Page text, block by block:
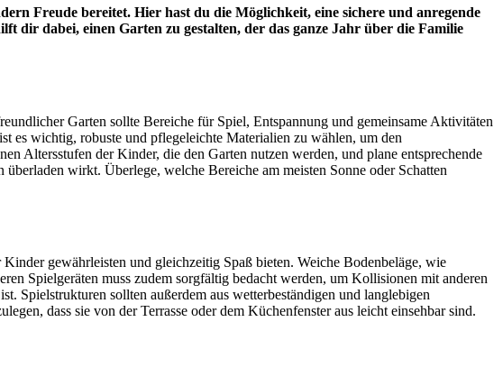
Freude bereitet. Hier hast du die Möglichkeit, eine sichere und anregende
dir dabei, einen Garten zu gestalten, der das ganze Jahr über die Familie
Garten sollte Bereiche für Spiel, Entspannung und gemeinsame Aktivitäten
es wichtig, robuste und pflegeleichte Materialien zu wählen, um den
Altersstufen der Kinder, die den Garten nutzen werden, und plane entsprechende
wirkt. Überlege, welche Bereiche am meisten Sonne oder Schatten
gewährleisten und gleichzeitig Spaß bieten. Weiche Bodenbeläge, wie
Spielgeräten muss zudem sorgfältig bedacht werden, um Kollisionen mit anderen
Spielstrukturen sollten außerdem aus wetterbeständigen und langlebigen
dass sie von der Terrasse oder dem Küchenfenster aus leicht einsehbar sind.